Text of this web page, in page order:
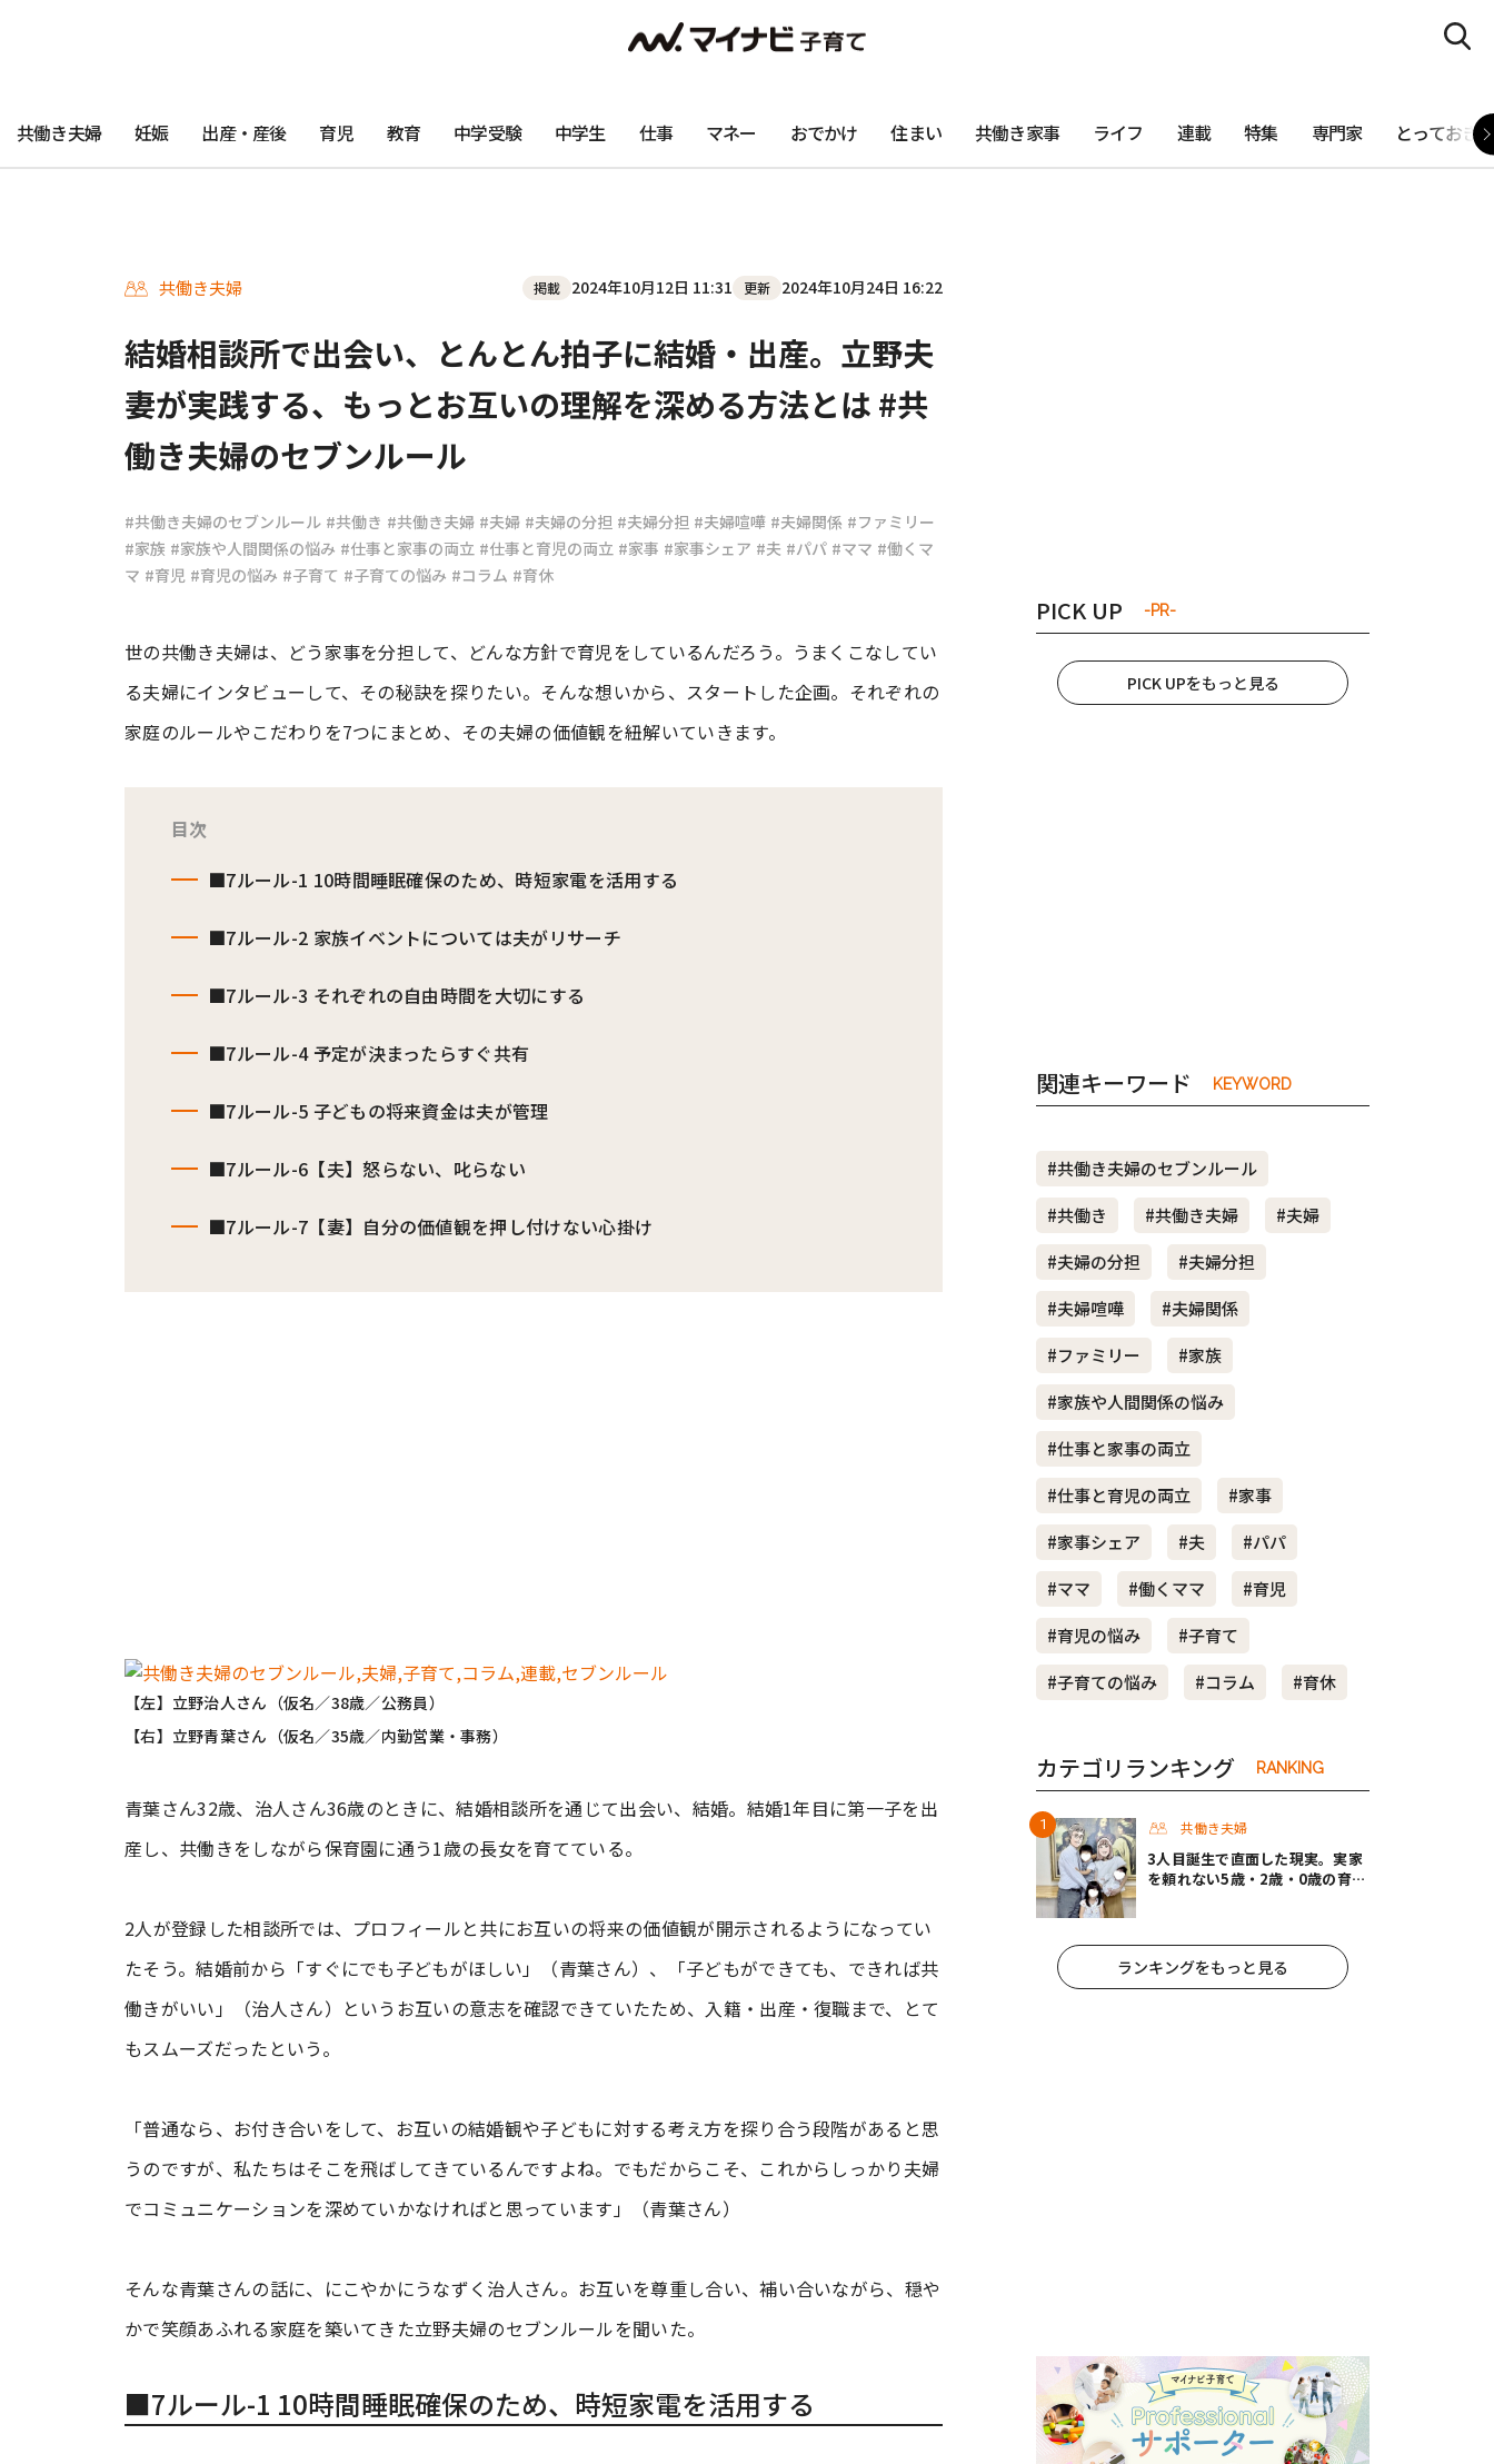
#ワンオペ育児 #コミックエッセイ
#渡邊大地の令和的ワーパパ道 #ベビーニュース #マタニティニュース
共働き夫婦 妊娠 出産・産後 育児 教育 中学受験 中学生 仕事 マネー おでかけ 住まい 共働き家事 ライフ 連載 特集 専門家 とっておき
共働き夫婦 掲載 2024年10月12日 11:31 更新 2024年10月24日 16:22
結婚相談所で出会い、とんとん拍子に結婚・出産。立野夫
妻が実践する、もっとお互いの理解を深める方法とは #共
働き夫婦のセブンルール
#共働き夫婦のセブンルール #共働き #共働き夫婦 #夫婦 #夫婦の分担 #夫婦分担 #夫婦喧嘩 #夫婦関係 #ファミリー
#家族 #家族や人間関係の悩み #仕事と家事の両立 #仕事と育児の両立 #家事 #家事シェア #夫 #パパ #ママ #働くマ
マ #育児 #育児の悩み #子育て #子育ての悩み #コラム #育休
世の共働き夫婦は、どう家事を分担して、どんな方針で育児をしているんだろう。うまくこなしてい
る夫婦にインタビューして、その秘訣を探りたい。そんな想いから、スタートした企画。それぞれの
家庭のルールやこだわりを7つにまとめ、その夫婦の価値観を紐解いていきます。
目次
■7ルール-1 10時間睡眠確保のため、時短家電を活用する
■7ルール-2 家族イベントについては夫がリサーチ
■7ルール-3 それぞれの自由時間を大切にする
■7ルール-4 予定が決まったらすぐ共有
■7ルール-5 子どもの将来資金は夫が管理
■7ルール-6【夫】怒らない、叱らない
■7ルール-7【妻】自分の価値観を押し付けない心掛け
【左】立野治人さん（仮名／38歳／公務員）
【右】立野青葉さん（仮名／35歳／内勤営業・事務）
青葉さん32歳、治人さん36歳のときに、結婚相談所を通じて出会い、結婚。結婚1年目に第一子を出
産し、共働きをしながら保育園に通う1歳の長女を育てている。
2人が登録した相談所では、プロフィールと共にお互いの将来の価値観が開示されるようになってい
たそう。結婚前から「すぐにでも子どもがほしい」（青葉さん）、「子どもができても、できれば共
働きがいい」（治人さん）というお互いの意志を確認できていたため、入籍・出産・復職まで、とて
もスムーズだったという。
「普通なら、お付き合いをして、お互いの結婚観や子どもに対する考え方を探り合う段階があると思
うのですが、私たちはそこを飛ばしてきているんですよね。でもだからこそ、これからしっかり夫婦
でコミュニケーションを深めていかなければと思っています」（青葉さん）
そんな青葉さんの話に、にこやかにうなずく治人さん。お互いを尊重し合い、補い合いながら、穏や
かで笑顔あふれる家庭を築いてきた立野夫婦のセブンルールを聞いた。
■7ルール-1 10時間睡眠確保のため、時短家電を活用する
PICK UP -PR-
PICK UPをもっと見る
関連キーワード KEYWORD
#共働き夫婦のセブンルール
#共働き
#共働き夫婦
#夫婦
#夫婦の分担
#夫婦分担
#夫婦喧嘩
#夫婦関係
#ファミリー
#家族
#家族や人間関係の悩み
#仕事と家事の両立
#仕事と育児の両立
#家事
#家事シェア
#夫
#パパ
#ママ
#働くママ
#育児
#育児の悩み
#子育て
#子育ての悩み
#コラム #育休
カテゴリランキング RANKING
共働き夫婦
3人目誕生で直面した現実。実家
を頼れない5歳・2歳・0歳の育児
ランキングをもっと見る